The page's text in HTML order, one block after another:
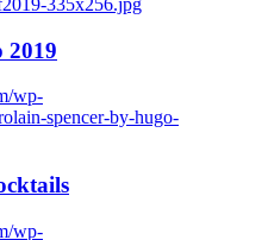
2019
wp-
spencer-by-hugo-
wp-